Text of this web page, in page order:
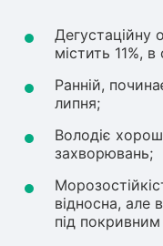
Дегустаційну
містить 11%,
Ранній,
липня;
Володіє
захворювань;
відносна, але
під